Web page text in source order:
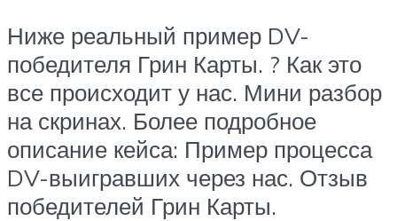
Ниже реальный пример DV-
победителя Грин Карты. ? Как это
все происходит у нас. Мини разбор
на скринах. Более подробное
описание кейса: Пример процесса
DV-выигравших через нас. Отзыв
победителей Грин Карты.